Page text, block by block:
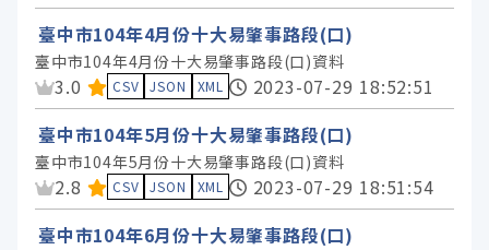
臺中市104年4月份十大易肇事路段(口)
臺中市104年4月份十大易肇事路段(口)資料
資料集評分：
3.0 CSV JSON XML
2023-07-29 18:52:51
臺中市104年5月份十大易肇事路段(口)
臺中市104年5月份十大易肇事路段(口)資料
資料集評分：
2.8 CSV JSON XML
2023-07-29 18:51:54
臺中市104年6月份十大易肇事路段(口)